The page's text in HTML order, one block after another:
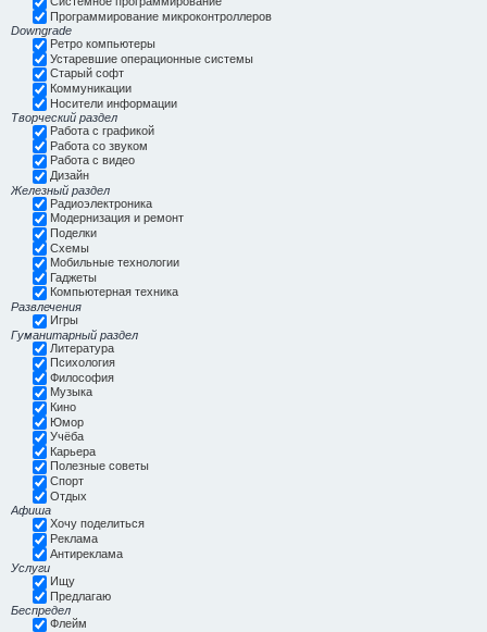
Программирование микроконтроллеров
Downgrade
Ретро компьютеры
Устаревшие операционные системы
Старый софт
Коммуникации
Носители информации
Творческий раздел
Работа с графикой
Работа со звуком
Работа с видео
Дизайн
Железный раздел
Радиоэлектроника
Модернизация и ремонт
Поделки
Схемы
Мобильные технологии
Гаджеты
Компьютерная техника
Развлечения
Игры
Гуманитарный раздел
Литература
Психология
Философия
Музыка
Кино
Юмор
Учёба
Карьера
Полезные советы
Спорт
Отдых
Афиша
Хочу поделиться
Реклама
Антиреклама
Услуги
Ищу
Предлагаю
Беспредел
Флейм